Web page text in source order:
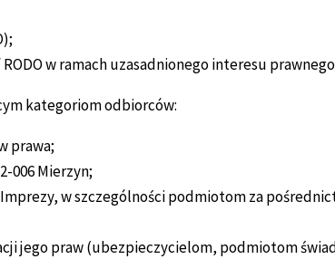
w ramach uzasadnionego interesu
kategoriom odbiorców:
prawa;
006 Mierzyn;
w szczególności podmiotom za
jego praw (ubezpieczycielom, podmiotom